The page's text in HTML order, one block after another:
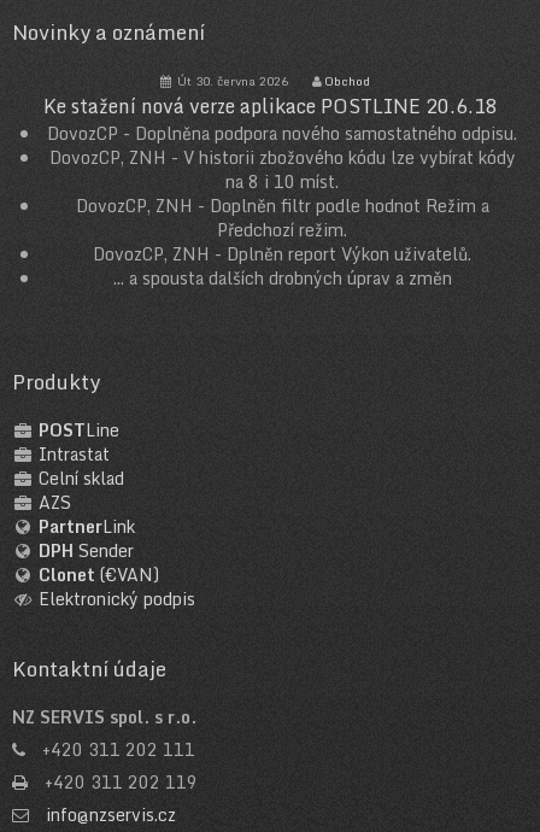
Novinky a oznámení
Út 30. června 2026 Obchod
Ke stažení nová verze aplikace POSTLINE 20.6.18
DovozCP - Doplněna podpora nového samostatného odpisu.
DovozCP, ZNH - V historii zbožového kódu lze vybírat kódy
na 8 i 10 míst.
DovozCP, ZNH - Doplněn filtr podle hodnot Režim a
Předchozí režim.
DovozCP, ZNH - Dplněn report Výkon uživatelů.
... a spousta dalších drobných úprav a změn
Produkty
POSTLine
Intrastat
Celní sklad
AZS
PartnerLink
DPH Sender
Clonet (€VAN)
Elektronický podpis
Kontaktní údaje
NZ SERVIS spol. s r.o.
+420 311 202 111
+420 311 202 119
info@nzservis.cz